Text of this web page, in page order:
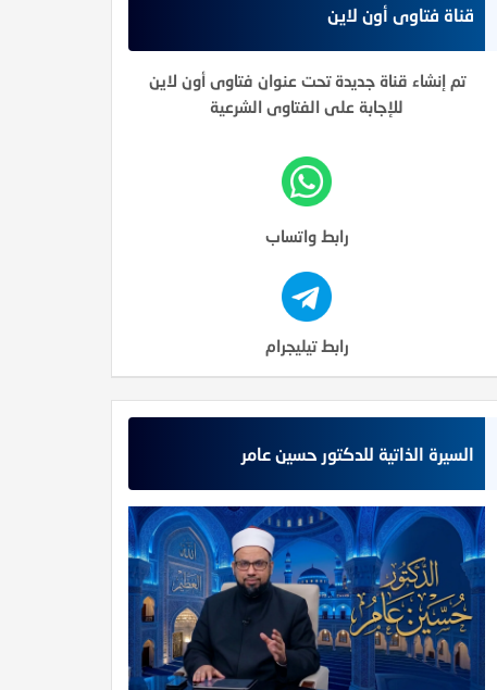
قناة فتاوى أون لاين
تم إنشاء قناة جديدة تحت عنوان فتاوى أون لاين
للإجابة على الفتاوى الشرعية
رابط واتساب
رابط تيليجرام
السيرة الذاتية للدكتور حسين عامر